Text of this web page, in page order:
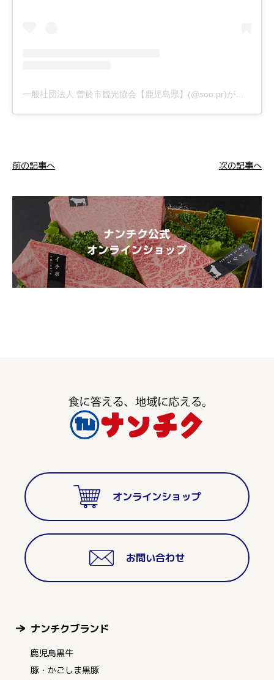
一般社団法人 曽於市観光協会【鹿児島県】(@soo.pr)がシェアした投稿
前の記事へ 次の記事へ
オンラインショップ
お問い合わせ
ナンチクブランド
鹿児島黒牛
豚・かごしま黒豚